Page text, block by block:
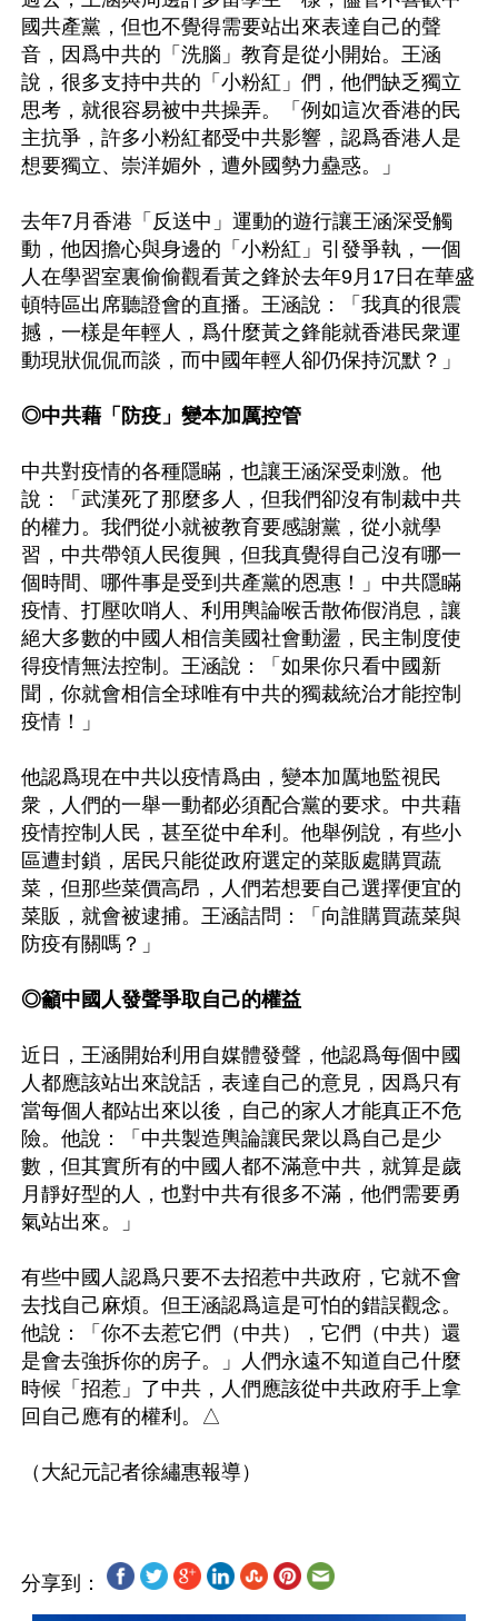
國共產黨，但也不覺得需要站出來表達自己的聲
音，因爲中共的「洗腦」教育是從小開始。王涵
說，很多支持中共的「小粉紅」們，他們缺乏獨立
思考，就很容易被中共操弄。「例如這次香港的民
主抗爭，許多小粉紅都受中共影響，認爲香港人是
想要獨立、崇洋媚外，遭外國勢力蠱惑。」
去年7月香港「反送中」運動的遊行讓王涵深受觸
動，他因擔心與身邊的「小粉紅」引發爭執，一個
人在學習室裏偷偷觀看黃之鋒於去年9月17日在華盛
頓特區出席聽證會的直播。王涵說：「我真的很震
撼，一樣是年輕人，爲什麼黃之鋒能就香港民衆運
動現狀侃侃而談，而中國年輕人卻仍保持沉默？」
◎中共藉「防疫」變本加厲控管
中共對疫情的各種隱瞞，也讓王涵深受刺激。他
說：「武漢死了那麼多人，但我們卻沒有制裁中共
的權力。我們從小就被教育要感謝黨，從小就學
習，中共帶領人民復興，但我真覺得自己沒有哪一
個時間、哪件事是受到共產黨的恩惠！」中共隱瞞
疫情、打壓吹哨人、利用輿論喉舌散佈假消息，讓
絕大多數的中國人相信美國社會動盪，民主制度使
得疫情無法控制。王涵說：「如果你只看中國新
聞，你就會相信全球唯有中共的獨裁統治才能控制
疫情！」
他認爲現在中共以疫情爲由，變本加厲地監視民
衆，人們的一舉一動都必須配合黨的要求。中共藉
疫情控制人民，甚至從中牟利。他舉例說，有些小
區遭封鎖，居民只能從政府選定的菜販處購買蔬
菜，但那些菜價高昂，人們若想要自己選擇便宜的
菜販，就會被逮捕。王涵詰問：「向誰購買蔬菜與
防疫有關嗎？」
◎籲中國人發聲爭取自己的權益
近日，王涵開始利用自媒體發聲，他認爲每個中國
人都應該站出來說話，表達自己的意見，因爲只有
當每個人都站出來以後，自己的家人才能真正不危
險。他說：「中共製造輿論讓民衆以爲自己是少
數，但其實所有的中國人都不滿意中共，就算是歲
月靜好型的人，也對中共有很多不滿，他們需要勇
氣站出來。」
有些中國人認爲只要不去招惹中共政府，它就不會
去找自己麻煩。但王涵認爲這是可怕的錯誤觀念。
他說：「你不去惹它們（中共），它們（中共）還
是會去強拆你的房子。」人們永遠不知道自己什麼
時候「招惹」了中共，人們應該從中共政府手上拿
回自己應有的權利。△
分享到：